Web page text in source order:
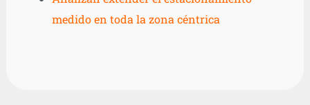
medido en toda la zona céntrica